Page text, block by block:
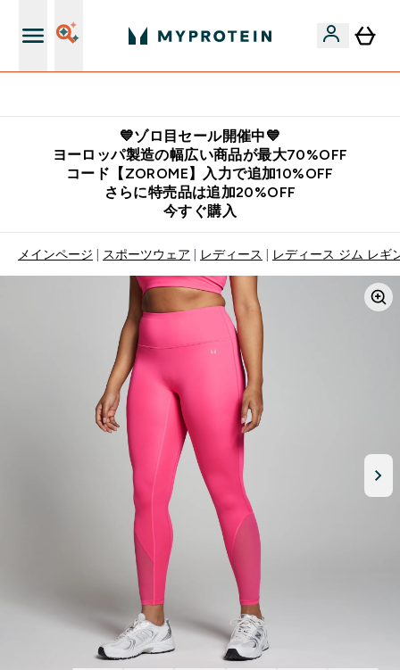
💙ゾロ目セール開催中💙
ヨーロッパ製造の幅広い商品が最大70%OFF
コード【ZOROME】入力で追加10%OFF
さらに特売品は追加20%OFF
今すぐ購入
メインページ スポーツウェア レディース レディース ジム レギ